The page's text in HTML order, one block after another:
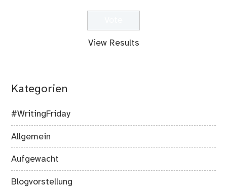
View Results
Kategorien
#WritingFriday
Allgemein
Aufgewacht
Blogvorstellung